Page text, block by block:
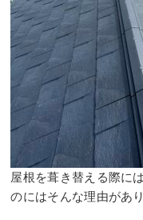
屋根を葺き替える際に
のにはそんな理由があ